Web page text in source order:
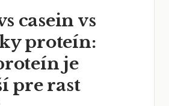
casein vs
proteín:
je
pre rast